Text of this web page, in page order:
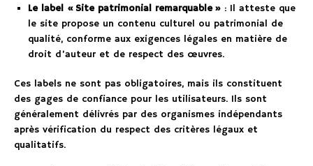
Le label « Site patrimonial remarquable » : Il atteste que
le site propose un contenu culturel ou patrimonial de
qualité, conforme aux exigences légales en matière de
droit d’auteur et de respect des œuvres.
Ces labels ne sont pas obligatoires, mais ils constituent
des gages de confiance pour les utilisateurs. Ils sont
généralement délivrés par des organismes indépendants
après vérification du respect des critères légaux et
qualitatifs.